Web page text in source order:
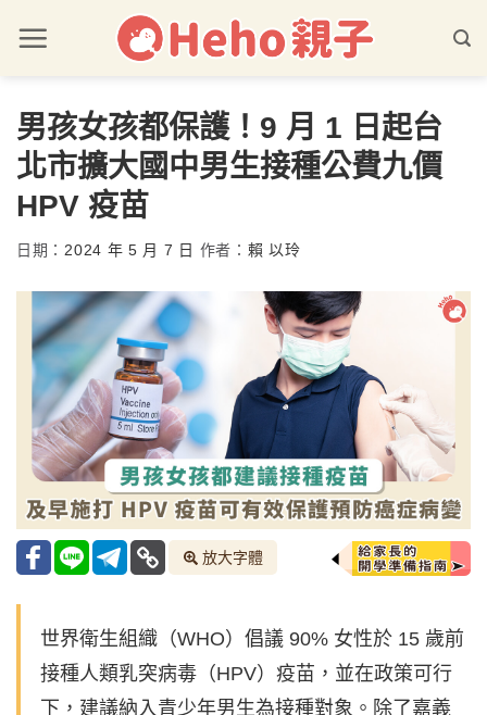
男孩女孩都保護！9 月 1 日起台
北市擴大國中男生接種公費九價
HPV 疫苗
日期： 2024 年 5 月 7 日 作者： 賴 以玲
放大字體
世界衛生組織（WHO）倡議 90% 女性於 15 歲前
接種人類乳突病毒（HPV）疫苗，並在政策可行
下，建議納入青少年男生為接種對象。除了嘉義